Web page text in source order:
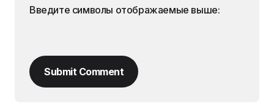
Введите символы отображаемые выше:
Submit Comment